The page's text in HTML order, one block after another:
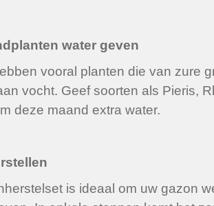
water geven
vooral planten die van zure
vocht. Geef soorten als Pieris,
deze maand extra water.
is ideaal om uw gazon